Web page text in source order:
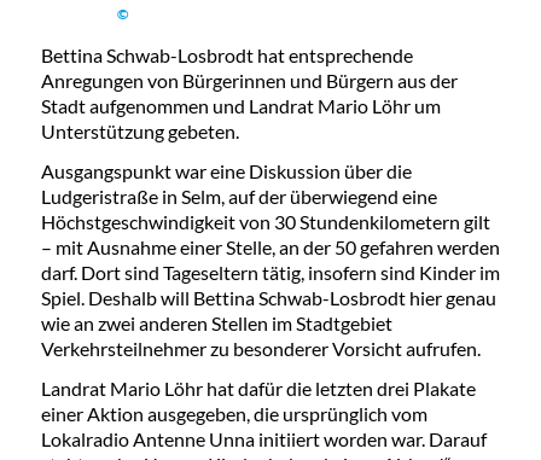
©
Bettina Schwab-Losbrodt hat entsprechende
Anregungen von Bürgerinnen und Bürgern aus der
Stadt aufgenommen und Landrat Mario Löhr um
Unterstützung gebeten.
Ausgangspunkt war eine Diskussion über die
Ludgeristraße in Selm, auf der überwiegend eine
Höchstgeschwindigkeit von 30 Stundenkilometern gilt
– mit Ausnahme einer Stelle, an der 50 gefahren werden
darf. Dort sind Tageseltern tätig, insofern sind Kinder im
Spiel. Deshalb will Bettina Schwab-Losbrodt hier genau
wie an zwei anderen Stellen im Stadtgebiet
Verkehrsteilnehmer zu besonderer Vorsicht aufrufen.
Landrat Mario Löhr hat dafür die letzten drei Plakate
einer Aktion ausgegeben, die ursprünglich vom
Lokalradio Antenne Unna initiiert worden war. Darauf